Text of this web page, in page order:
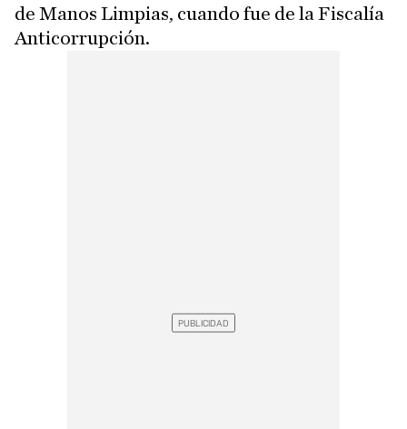
de Manos Limpias, cuando fue de la Fiscalía
Anticorrupción.